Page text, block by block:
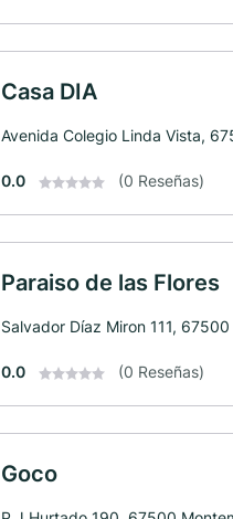
Casa DIA
Avenida Colegio Linda Vista,
0.0 (0 Reseñas)
Paraiso de las Flores
Salvador Díaz Miron 111,
0.0 (0 Reseñas)
Goco